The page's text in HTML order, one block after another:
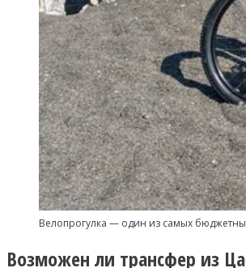
Велопрогулка — один из самых
Возможен ли трансфер из